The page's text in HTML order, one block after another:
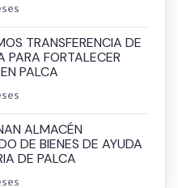
TRANSFERENCIA DE
PARA FORTALECER
PALCA
ALMACÉN
DE BIENES DE AYUDA
DE PALCA